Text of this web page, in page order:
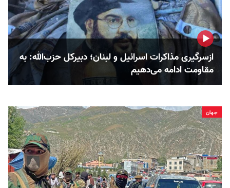
ازسرگیری مذاکرات اسرائیل و لبنان؛ دبیرکل حزب‌الله: به
مقاومت ادامه می‌دهیم
جهان